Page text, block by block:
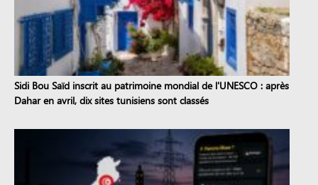
Sidi Bou Saïd inscrit au patrimoine mondial de l'UNESCO : après
Dahar en avril, dix sites tunisiens sont classés